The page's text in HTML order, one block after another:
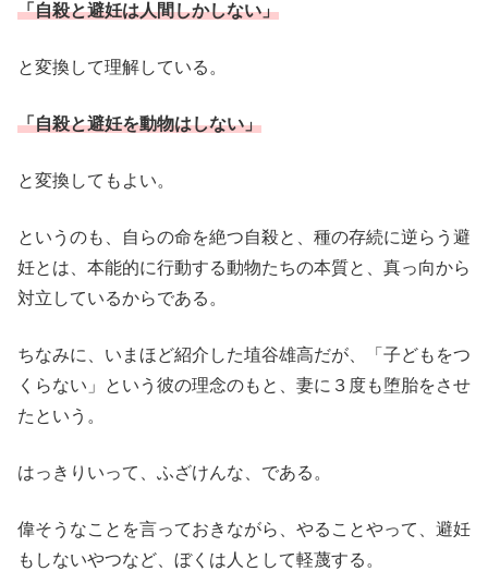
「自殺と避妊は人間しかしない」
と変換して理解している。
「自殺と避妊を動物はしない」
と変換してもよい。
というのも、自らの命を絶つ自殺と、種の存続に逆らう避
妊とは、本能的に行動する動物たちの本質と、真っ向から
対立しているからである。
ちなみに、いまほど紹介した埴谷雄高だが、「子どもをつ
くらない」という彼の理念のもと、妻に３度も堕胎をさせ
たという。
はっきりいって、ふざけんな、である。
偉そうなことを言っておきながら、やることやって、避妊
もしないやつなど、ぼくは人として軽蔑する。